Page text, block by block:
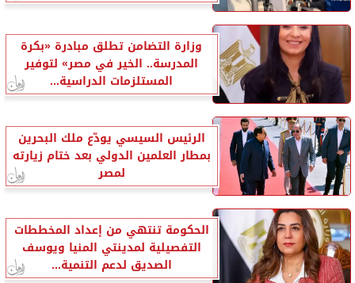
وزارة التضامن تطلق مبادرة «بكرة
المدرسة.. الخير في مصر» لتوفير
المستلزمات الدراسية...
الرئيس السيسي يودّع ملك البحرين
بمطار العلمين الدولي بعد ختام زيارته
لمصر
الحكومة تنتهي من إعداد المخططات
التفصيلية لمدينتي المنيا ويوسف
الصديق لدعم التنمية...